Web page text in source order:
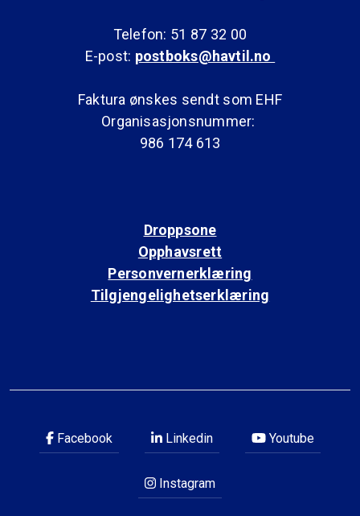
Telefon: 51 87 32 00
E-post: postboks@havtil.no
Faktura ønskes sendt som EHF
Organisasjonsnummer:
986 174 613
Droppsone
Opphavsrett
Personvernerklæring
Tilgjengelighetserklæring
Facebook Linkedin Youtube
Instagram